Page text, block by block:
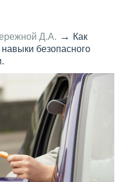
Д.А. → Как
безопасного